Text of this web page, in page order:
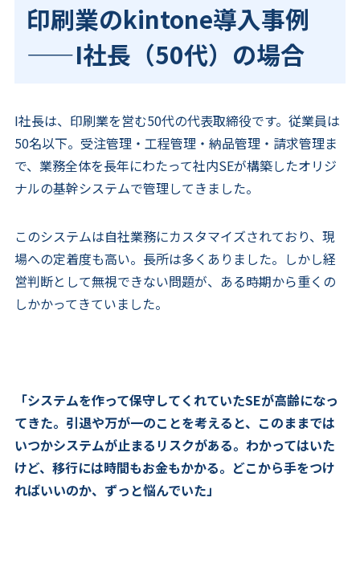
印刷業のkintone導入事例
——I社長（50代）の場合
I社長は、印刷業を営む50代の代表取締役です。従業員は
50名以下。受注管理・工程管理・納品管理・請求管理ま
で、業務全体を長年にわたって社内SEが構築したオリジ
ナルの基幹システムで管理してきました。
このシステムは自社業務にカスタマイズされており、現
場への定着度も高い。長所は多くありました。しかし経
営判断として無視できない問題が、ある時期から重くの
しかかってきていました。
「システムを作って保守してくれていたSEが高齢になっ
てきた。引退や万が一のことを考えると、このままでは
いつかシステムが止まるリスクがある。わかってはいた
けど、移行には時間もお金もかかる。どこから手をつけ
ればいいのか、ずっと悩んでいた」